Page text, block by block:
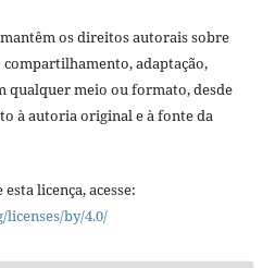
os direitos autorais sobre
adaptação,
qualquer meio ou formato, desde
à autoria original e à fonte da
licença, acesse:
by/4.0/